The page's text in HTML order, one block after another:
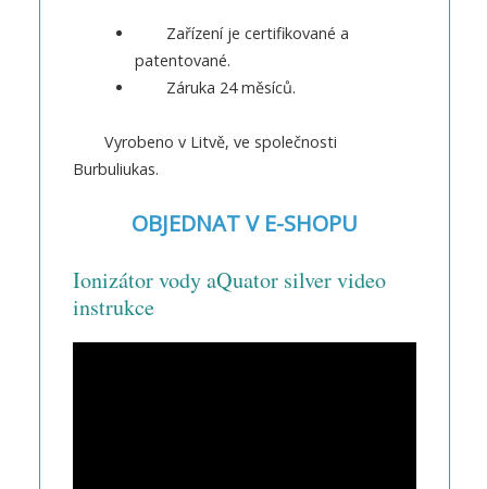
Zařízení je certifikované a
patentované.
Záruka 24 měsíců.
Vyrobeno v Litvě, ve společnosti
Burbuliukas.
OBJEDNAT V E-SHOPU
Ionizátor vody aQuator silver video
instrukce